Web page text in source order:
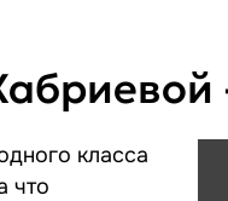
класса
что